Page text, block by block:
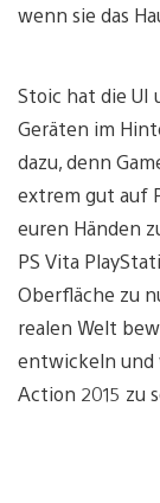
wenn sie das
Stoic hat die UI
Geräten im
dazu, denn
extrem gut auf
euren Händen
PS Vita
Oberfläche zu
realen Welt
entwickeln und
Action 2015 zu